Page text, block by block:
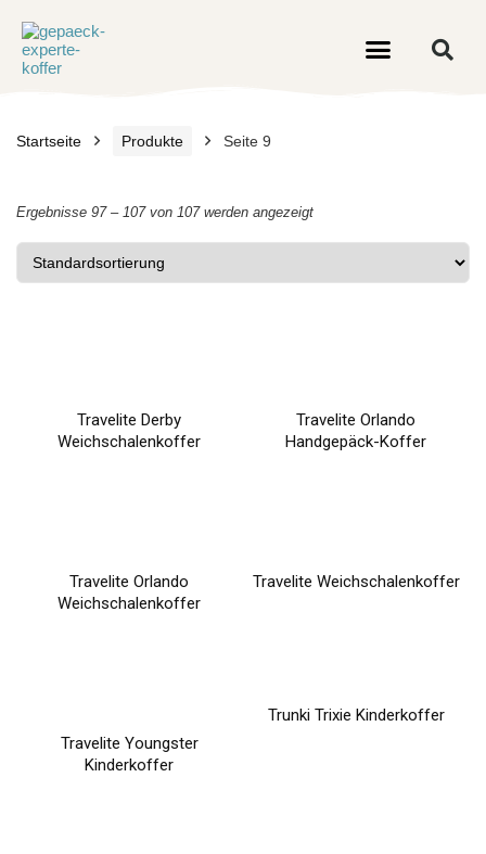
Startseite Produkte Seite 9
Ergebnisse 97 – 107 von 107 werden angezeigt
Travelite Derby
Weichschalenkoffer
Travelite Orlando
Handgepäck-Koffer
Travelite Orlando
Weichschalenkoffer
Travelite Weichschalenkoffer
Travelite Youngster
Kinderkoffer
Trunki Trixie Kinderkoffer